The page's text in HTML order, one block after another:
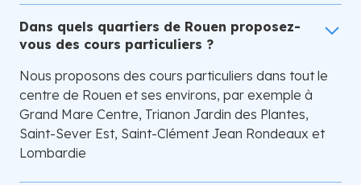
Dans quels quartiers de Rouen proposez-
vous des cours particuliers ?
Nous proposons des cours particuliers dans tout le
centre de Rouen et ses environs, par exemple à
Grand Mare Centre, Trianon Jardin des Plantes,
Saint-Sever Est, Saint-Clément Jean Rondeaux et
Lombardie